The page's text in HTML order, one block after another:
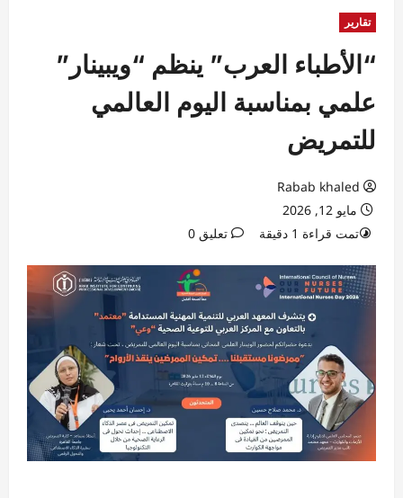
تقارير
“الأطباء العرب” ينظم “ويبينار”
علمي بمناسبة اليوم العالمي
للتمريض
Rabab khaled
مايو 12, 2026
تمت قراءة 1 دقيقة
تعليق 0